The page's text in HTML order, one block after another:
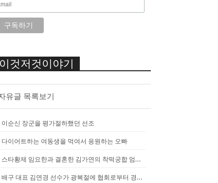
것저것이야기
유글 목록보기
이순신 장군을 평가절하했던 선조
다이어트하는 여동생을 먹여서 응원하는 오빠
스타황제 임요한과 결혼한 김가연의 착떡궁합 엄마 내조
배구 대표 김연경 선수가 광복절에 협회로부터 경고를 받았던 이유